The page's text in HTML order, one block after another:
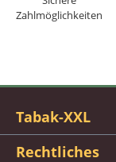
Zahlmöglichkeiten
Tabak-XXL
Rechtliches